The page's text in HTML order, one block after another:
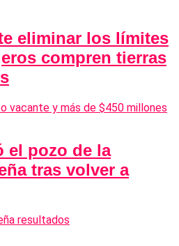
eliminar los límites
compren tierras
el pozo de la
tras volver a